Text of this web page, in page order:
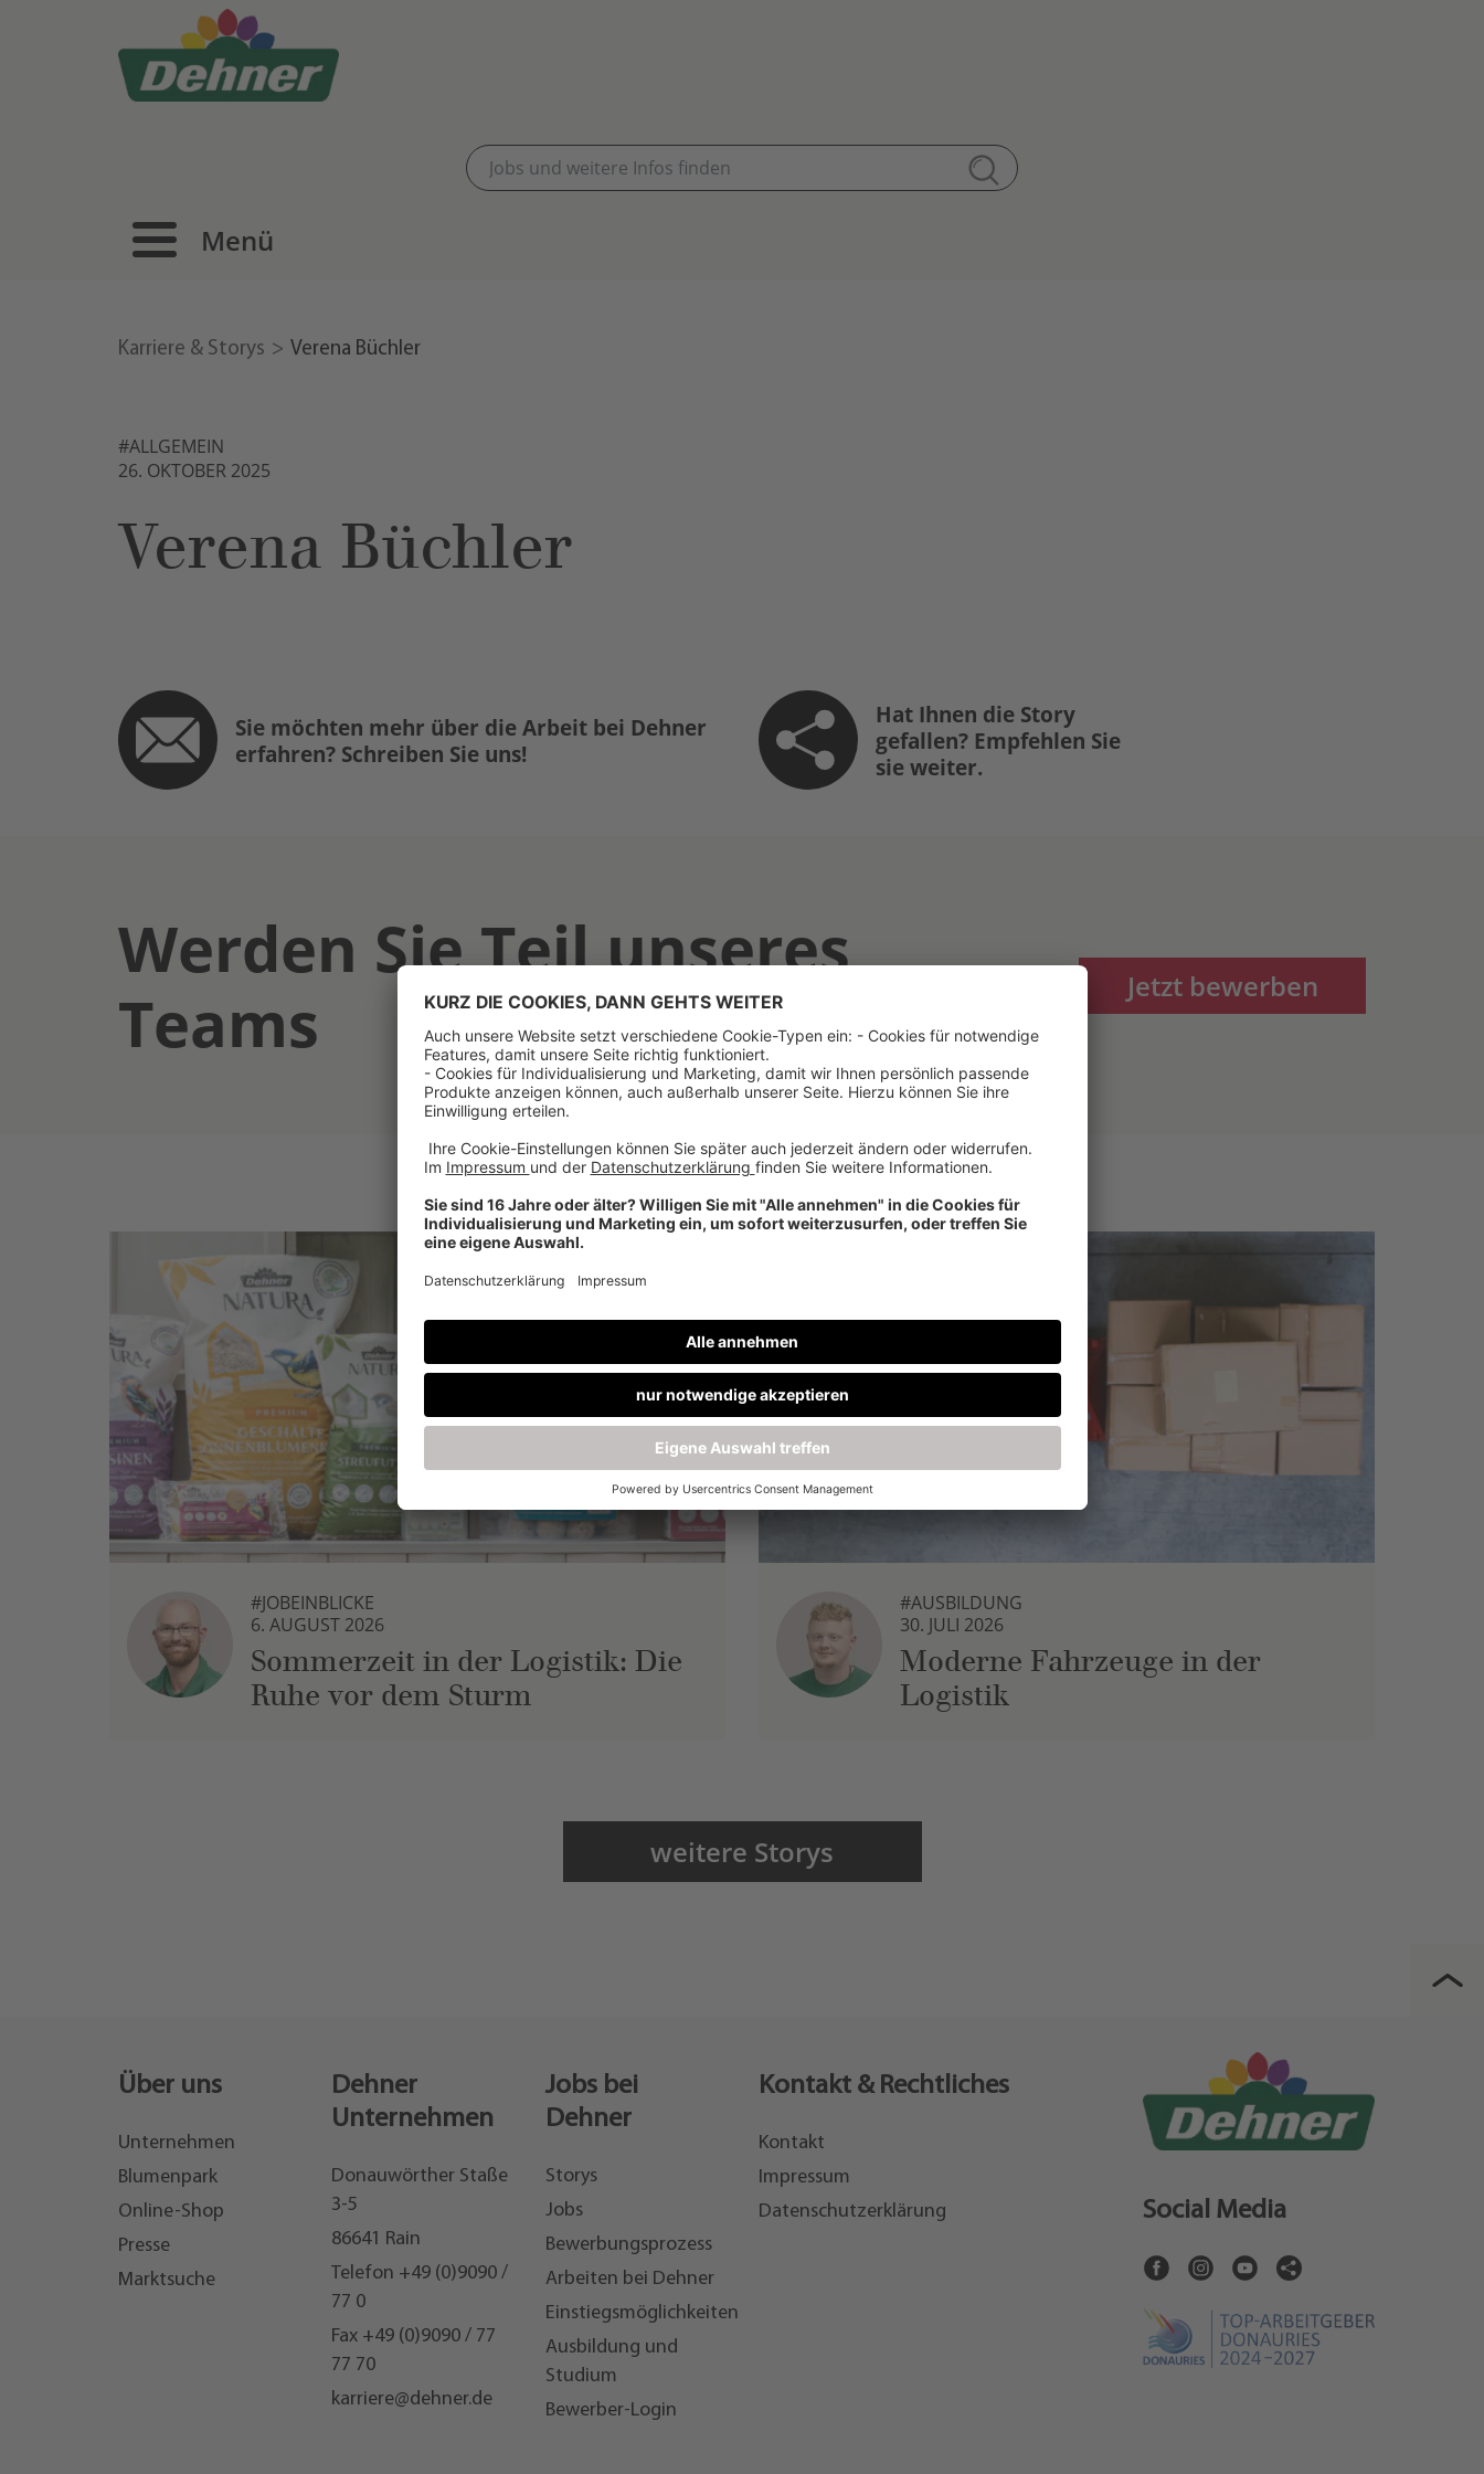
Menü
Karriere & Storys Verena Büchler
#ALLGEMEIN
26. OKTOBER 2025
Verena Büchler
Sie möchten mehr über die Arbeit bei Dehner
erfahren? Schreiben Sie uns!
Hat Ihnen die Story
gefallen? Empfehlen Sie
sie weiter.
Werden Sie Teil unseres
Teams
Jetzt bewerben
#JOBEINBLICKE
6. AUGUST 2026
Sommerzeit in der Logistik: Die
Ruhe vor dem Sturm
#AUSBILDUNG
30. JULI 2026
Moderne Fahrzeuge in der
Logistik
weitere Storys
Über uns
Unternehmen
Blumenpark
Online-Shop
Presse
Marktsuche
Dehner
Unternehmen
Donauwörther Staße
3-5
86641 Rain
Telefon +49 (0)9090 /
77 0
Fax +49 (0)9090 / 77
77 70
karriere@dehner.de
Jobs bei
Dehner
Storys
Jobs
Bewerbungsprozess
Arbeiten bei Dehner
Einstiegsmöglichkeiten
Ausbildung und
Studium
Bewerber-Login
Kontakt & Rechtliches
Kontakt
Impressum
Datenschutzerklärung
Social Media